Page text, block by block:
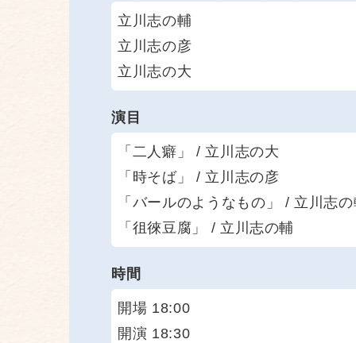
立川志の輔
立川志の彦
立川志の大
演目
「二人癖」 / 立川志の大
「時そば」 / 立川志の彦
「バールのようなもの」 / 立川志
「徂徠豆腐」 / 立川志の輔
時間
開場 18:00
開演 18:30